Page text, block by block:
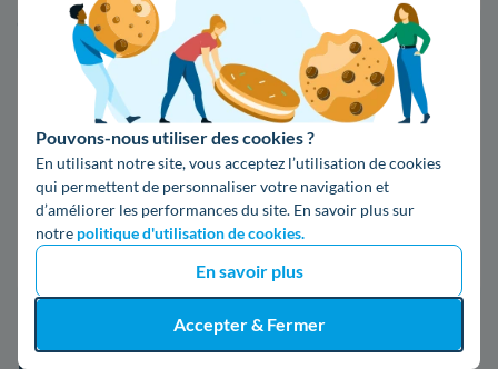
Pouvons-nous utiliser des cookies ?
En utilisant notre site, vous acceptez l’utilisation de cookies
qui permettent de personnaliser votre navigation et
d’améliorer les performances du site. En savoir plus sur
notre politique d'utilisation de cookies.
En savoir plus
Accepter & Fermer
*Prix TTC pour un forfait base d’une puissance de 6 kVA
Infos / souscriptions
(appel non surtaxé)
09 78 46 71 74
Comparer les offres
5. En savoir plus à propos d'Enedis à